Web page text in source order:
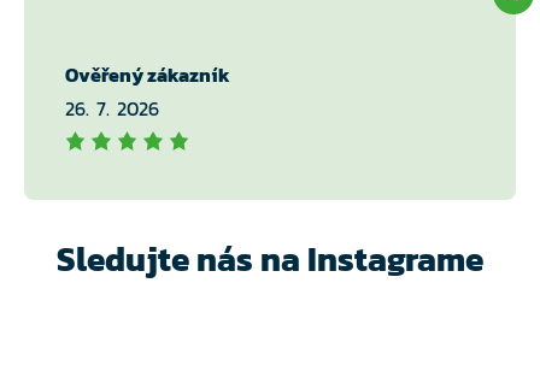
Ověřený zákazník
26. 7. 2026
Sledujte nás na Instagrame